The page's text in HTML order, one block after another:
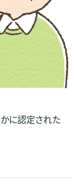
かに認定された